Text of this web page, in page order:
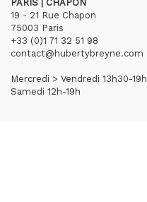
PARIS | CHAPON
19 - 21 Rue Chapon
75003 Paris
+33 (0)1 71 32 51 98
contact@hubertybreyne.com
Mercredi > Vendredi 13h30-19h
Samedi 12h-19h